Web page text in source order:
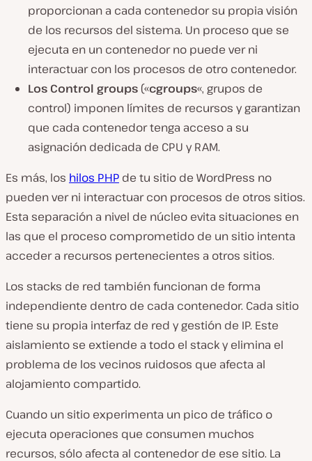
proporcionan a cada contenedor su propia visión
de los recursos del sistema. Un proceso que se
ejecuta en un contenedor no puede ver ni
interactuar con los procesos de otro contenedor.
Los Control groups («cgroups«, grupos de
control) imponen límites de recursos y garantizan
que cada contenedor tenga acceso a su
asignación dedicada de CPU y RAM.
Es más, los hilos PHP de tu sitio de WordPress no
pueden ver ni interactuar con procesos de otros sitios.
Esta separación a nivel de núcleo evita situaciones en
las que el proceso comprometido de un sitio intenta
acceder a recursos pertenecientes a otros sitios.
Los stacks de red también funcionan de forma
independiente dentro de cada contenedor. Cada sitio
tiene su propia interfaz de red y gestión de IP. Este
aislamiento se extiende a todo el stack y elimina el
problema de los vecinos ruidosos que afecta al
alojamiento compartido.
Cuando un sitio experimenta un pico de tráfico o
ejecuta operaciones que consumen muchos
recursos, sólo afecta al contenedor de ese sitio. La